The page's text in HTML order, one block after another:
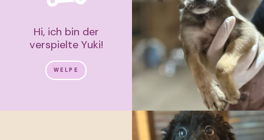
Hi, ich bin der
verspielte Yuki!
WELPE